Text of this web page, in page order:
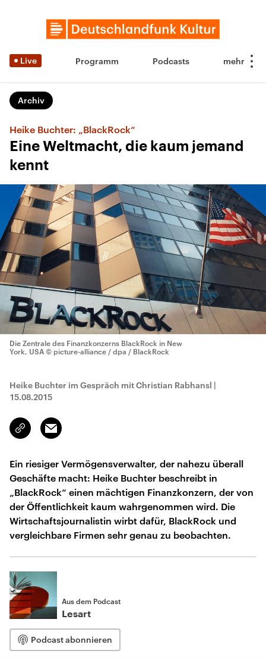
Live Programm Podcasts
Archiv
Heike Buchter: „BlackRock“
Eine Weltmacht, die kaum jemand
kennt
Die Zentrale des Finanzkonzerns BlackRock in New
York, USA © picture-alliance / dpa / BlackRock
Heike Buchter im Gespräch mit Christian Rabhansl |
15.08.2015
Link
kopieren/teilen
Email
Ein riesiger Vermögensverwalter, der nahezu überall
Geschäfte macht: Heike Buchter beschreibt in
„BlackRock“ einen mächtigen Finanzkonzern, der von
der Öffentlichkeit kaum wahrgenommen wird. Die
Wirtschaftsjournalistin wirbt dafür, BlackRock und
vergleichbare Firmen sehr genau zu beobachten.
Aus dem Podcast
Lesart
Podcast abonnieren